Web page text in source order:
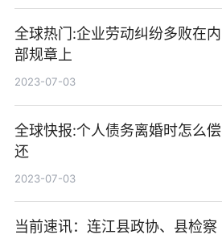
全球热门:企业劳动纠纷多败在内
部规章上
2023-07-03
全球快报:个人债务离婚时怎么偿
还
2023-07-03
当前速讯：连江县政协、县检察